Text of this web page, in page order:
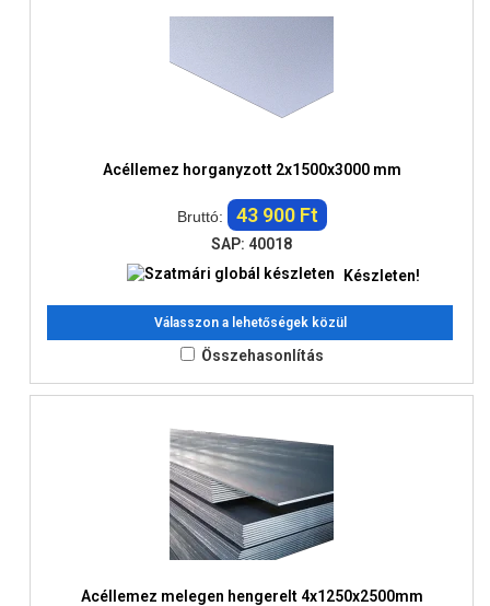
Acéllemez horganyzott 2x1500x3000 mm
Bruttó: 43 900 Ft
SAP: 40018
Készleten!
Válasszon a lehetőségek közül
Összehasonlítás
Acéllemez melegen hengerelt 4x1250x2500mm